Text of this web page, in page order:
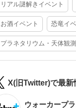
リアル謎解きイベント
お酒イベント 恐竜イ
プラネタリウム・天体観測
X(旧Twitter)で最新
ウォーカープ